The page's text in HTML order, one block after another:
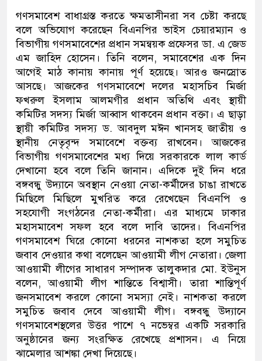
গণসমাবেশ বাধাগ্রস্ত করতে ক্ষমতাসীনরা সব চেষ্টা করছে
বলে অভিযোগ করেছেন বিএনপির ভাইস চেয়ারম্যান ও
বিভাগীয় গণসমাবেশের প্রধান সমন্বয়ক প্রফেসর ডা. এ জেড
এম জাহিদ হোসেন। তিনি বলেন, সমাবেশের এক দিন
আগেই মাঠ কানায় কানায় পূর্ণ হয়েছে। আরও জনস্রোত
আসছে। আজকের গণসমাবেশে দলের মহাসচিব মির্জা
ফখরুল ইসলাম আলমগীর প্রধান অতিথি এবং স্থায়ী
কমিটির সদস্য মির্জা আব্বাস থাকবেন প্রধান বক্তা। এ ছাড়া
স্থায়ী কমিটির সদস্য ড. আবদুল মঈন খানসহ জাতীয় ও
স্থানীয় নেতৃবৃন্দ সমাবেশে বক্তব্য রাখবেন। আজকের
বিভাগীয় গণসমাবেশের মধ্য দিয়ে সরকারকে লাল কার্ড
দেখানো হবে বলে তিনি জানান। এদিকে দুই দিন ধরে
বঙ্গবন্ধু উদ্যানে অবস্থান নেওয়া নেতা-কর্মীদের চাঙা রাখতে
মিছিলে মিছিলে মুখরিত করে রেখেছেন বিএনপি ও
সহযোগী সংগঠনের নেতা-কর্মীরা। এর মাধ্যমে ঢাকার
মহাসমাবেশ সফল হবে বলে দাবি তাদের। বিএনপির
গণসমাবেশ ঘিরে কোনো ধরনের নাশকতা হলে সমুচিত
জবাব দেওয়ার কথা বলেছেন আওয়ামী লীগ নেতারা। জেলা
আওয়ামী লীগের সাধারণ সম্পাদক তালুকদার মো. ইউনুস
বলেন, আওয়ামী লীগ শান্তিতে বিশ্বাসী। তারা শান্তিপূর্ণ
জনসমাবেশ করলে কোনো সমস্যা নেই। নাশকতা করলে
সমুচিত জবাব দেবে আওয়ামী লীগ। বঙ্গবন্ধু উদ্যানে
গণসমাবেশস্থলের উত্তর পাশে ৭ নভেম্বর একটি সরকারি
অনুষ্ঠানের জন্য সংরক্ষিত রেখেছে প্রশাসন। এ নিয়ে
ঝামেলার আশঙ্কা দেখা দিয়েছে।